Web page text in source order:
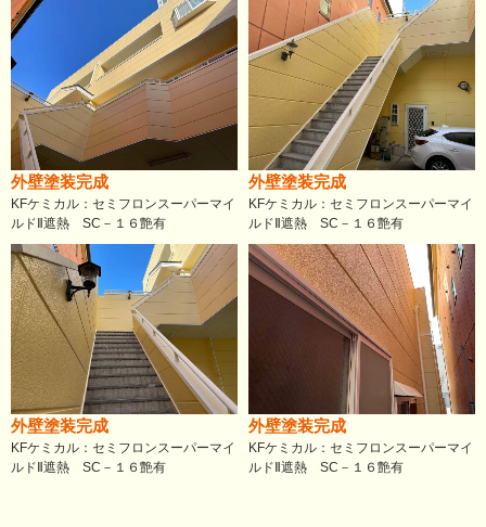
外壁塗装完成
KFケミカル：セミフロンスーパーマイ
ルドⅡ遮熱 SC－１６艶有
外壁塗装完成
KFケミカル：セミフロンスーパーマイ
ルドⅡ遮熱 SC－１６艶有
外壁塗装完成
KFケミカル：セミフロンスーパーマイ
ルドⅡ遮熱 SC－１６艶有
外壁塗装完成
KFケミカル：セミフロンスーパーマイ
ルドⅡ遮熱 SC－１６艶有